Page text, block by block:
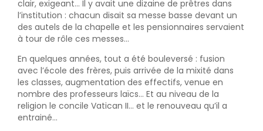
clair, exigeant… Il y avait une dizaine de prêtres dans
l’institution : chacun disait sa messe basse devant un
des autels de la chapelle et les pensionnaires servaient
à tour de rôle ces messes…
En quelques années, tout a été bouleversé : fusion
avec l’école des frères, puis arrivée de la mixité dans
les classes, augmentation des effectifs, venue en
nombre des professeurs laïcs… Et au niveau de la
religion le concile Vatican II… et le renouveau qu’il a
entrainé…